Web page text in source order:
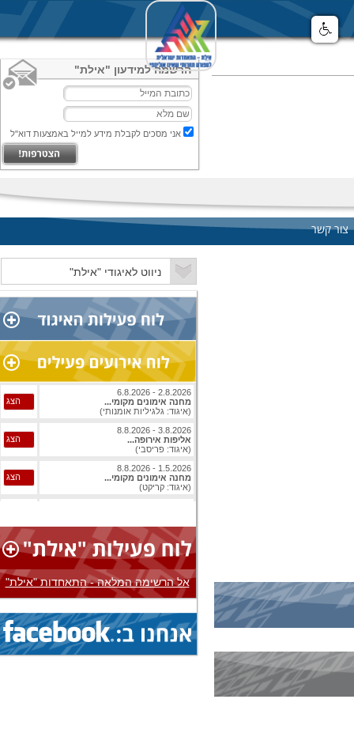
הרשמה למידעון "אילת"
אני מסכים לקבלת מידע למייל באמצעות דוא"ל
צור קשר
2.8.2026 - 6.8.2026
מחנה אימונים מקומי...
(איגוד: גלגיליות אומנותי)
הצג
3.8.2026 - 8.8.2026
אליפות אירופה...
(איגוד: פריסבי)
הצג
1.5.2026 - 8.8.2026
מחנה אימונים מקומי...
(איגוד: קריקט)
הצג
(איגוד: ג'יו ג'יטסו)
1.8.2026 - 8.8.2026
אליפות עולם...
(איגוד: ג'יו ג'יטסו)
הצג
3.8.2026 - 8.8.2026
אליפות אירופה...
(איגוד: בייסבול)
הצג
1.8.2026 - 9.8.2026
אליפות עולם...
(איגוד: ג'יו ג'יטסו)
הצג
1.8.2026 - 9.8.2026
אל הרשימה המלאה - התאחדות "אילת"